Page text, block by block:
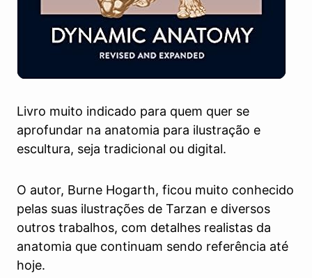
Livro muito indicado para quem quer se
aprofundar na anatomia para ilustração e
escultura, seja tradicional ou digital.
O autor, Burne Hogarth, ficou muito conhecido
pelas suas ilustrações de Tarzan e diversos
outros trabalhos, com detalhes realistas da
anatomia que continuam sendo referência até
hoje.